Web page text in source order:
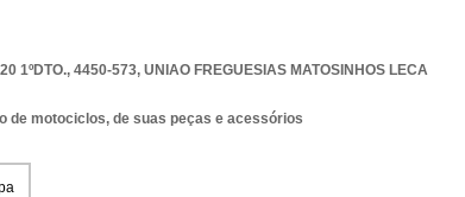
1ºDTO., 4450-573, UNIAO FREGUESIAS MATOSINHOS LECA
de motociclos, de suas peças e acessórios